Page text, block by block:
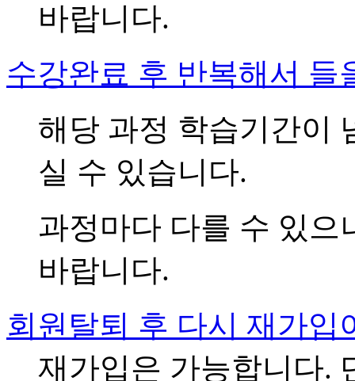
바랍니다.
수강완료 후 반복해서 들
해당 과정 학습기간이
실 수 있습니다.
과정마다 다를 수 있
바랍니다.
회원탈퇴 후 다시 재가입
재가입은 가능합니다.